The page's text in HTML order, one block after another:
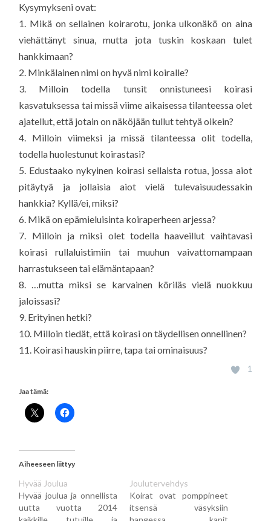
Kysymykseni ovat:
1. Mikä on sellainen koirarotu, jonka ulkonäkö on aina
viehättänyt sinua, mutta jota tuskin koskaan tulet
hankkimaan?
2. Minkälainen nimi on hyvä nimi koiralle?
3. Milloin todella tunsit onnistuneesi koirasi
kasvatuksessa tai missä viime aikaisessa tilanteessa olet
ajatellut, että jotain on näköjään tullut tehtyä oikein?
4. Milloin viimeksi ja missä tilanteessa olit todella,
todella huolestunut koirastasi?
5. Edustaako nykyinen koirasi sellaista rotua, jossa aiot
pitäytyä ja jollaisia aiot vielä tulevaisuudessakin
hankkia? Kyllä/ei, miksi?
6. Mikä on epämieluisinta koiraperheen arjessa?
7. Milloin ja miksi olet todella haaveillut vaihtavasi
koirasi rullaluistimiin tai muuhun vaivattomampaan
harrastukseen tai elämäntapaan?
8. …mutta miksi se karvainen köriläs vielä nuokkuu
jaloissasi?
9. Erityinen hetki?
10. Milloin tiedät, että koirasi on täydellisen onnellinen?
11. Koirasi hauskin piirre, tapa tai ominaisuus?
1
Jaa tämä:
Aiheeseen liittyy
Hyvää Joulua
Hyvää joulua ja onnellista
uutta vuotta 2014
Joulutervehdys
Koirat ovat pomppineet
itsensä väsyksiin